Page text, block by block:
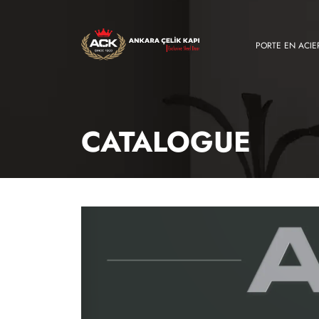
PORTE EN
CATALOGUE